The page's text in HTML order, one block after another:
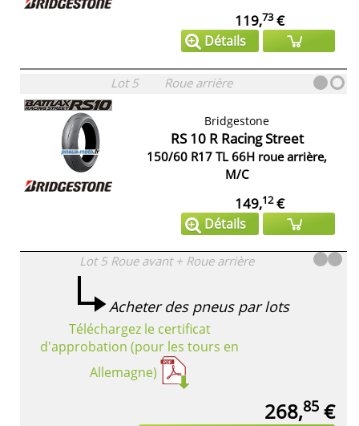
119,73€
Détails
Lot 5 Roue arrière
Bridgestone
RS 10 R Racing Street
150/60 R17 TL 66H roue arrière,
M/C
149,12€
Détails
Lot 5 Roue avant + Roue arrière
Acheter des pneus par lots
Téléchargez le certificat
d'approbation (pour les tours en
Allemagne)
268,85 €